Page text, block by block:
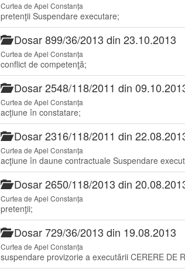
Curtea de Apel Constanța
pretenţii Suspendare executare;
Dosar 899/36/2013 din 23.10.2013
Curtea de Apel Constanța
conflict de competenţă;
Dosar 2548/118/2011 din
Curtea de Apel Constanța
acţiune în constatare;
Dosar 2316/118/2011 din
Curtea de Apel Constanța
acţiune în daune contractuale Suspendare
Dosar 2650/118/2013 din
Curtea de Apel Constanța
pretenţii;
Dosar 729/36/2013 din 19.08.2013
Curtea de Apel Constanța
suspendare provizorie a executării CERERE DE